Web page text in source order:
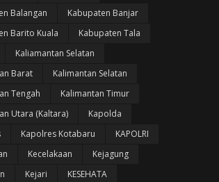
Balangan
Kabupaten Banjar
Barito Kuala
Kabupaten Tala
Kaliamantan Selatan
Barat
Kalimantan Selatan
Tengah
Kalimantan Timur
Utara (Kaltara)
Kapolda
Kapolres Kotabaru
KAPOLRI
Kecelakaan
Kejagung
Kejari
KESEHATA